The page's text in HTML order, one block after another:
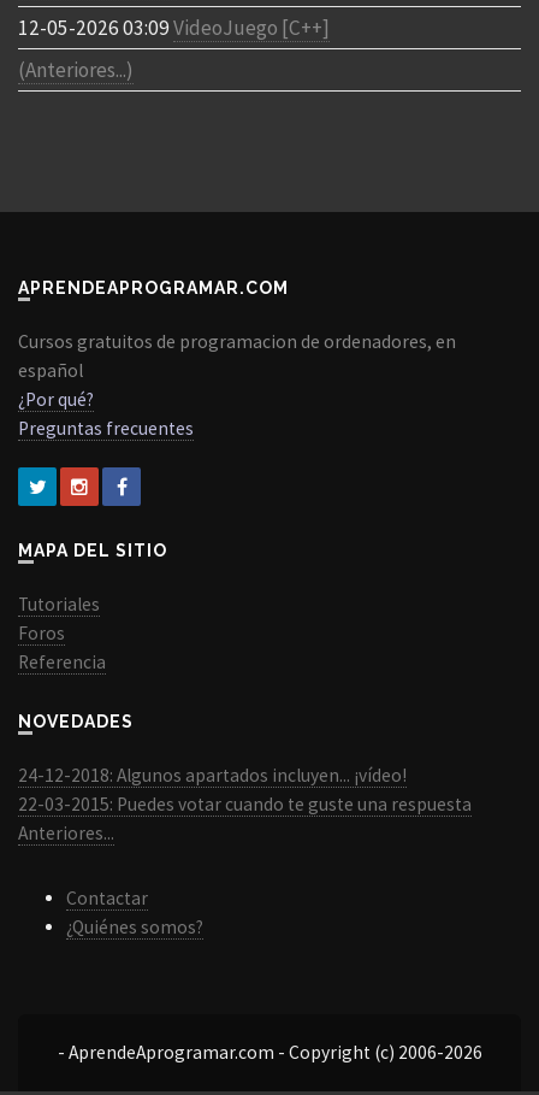
12-05-2026 03:09VideoJuego [C++]
(Anteriores...)
APRENDEAPROGRAMAR.COM
Cursos gratuitos de programacion de ordenadores, en
español
¿Por qué?
Preguntas frecuentes
MAPA DEL SITIO
Tutoriales
Foros
Referencia
NOVEDADES
24-12-2018: Algunos apartados incluyen... ¡vídeo!
22-03-2015: Puedes votar cuando te guste una respuesta
Anteriores...
Contactar
¿Quiénes somos?
- AprendeAprogramar.com - Copyright (c) 2006-2026